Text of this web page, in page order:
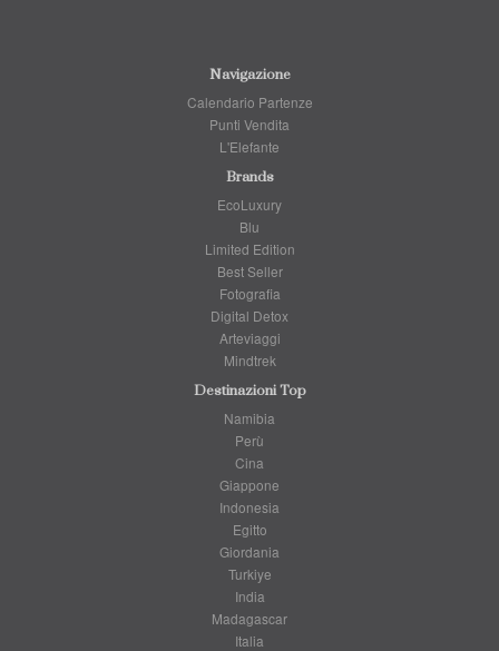
Navigazione
Calendario Partenze
Punti Vendita
L'Elefante
Brands
EcoLuxury
Blu
Limited Edition
Best Seller
Fotografia
Digital Detox
Arteviaggi
Mindtrek
Destinazioni Top
Namibia
Perù
Cina
Giappone
Indonesia
Egitto
Giordania
Turkiye
India
Madagascar
Italia